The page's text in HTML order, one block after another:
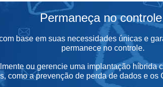
Permaneça no
base em suas necessidades únicas e
permanece no controle.
ou gerencie uma implantação
como aprevenção de perda de dados e os